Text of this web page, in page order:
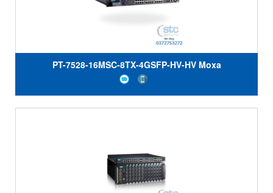
PT-7528-16MSC-8TX-4GSFP-HV-HV Moxa